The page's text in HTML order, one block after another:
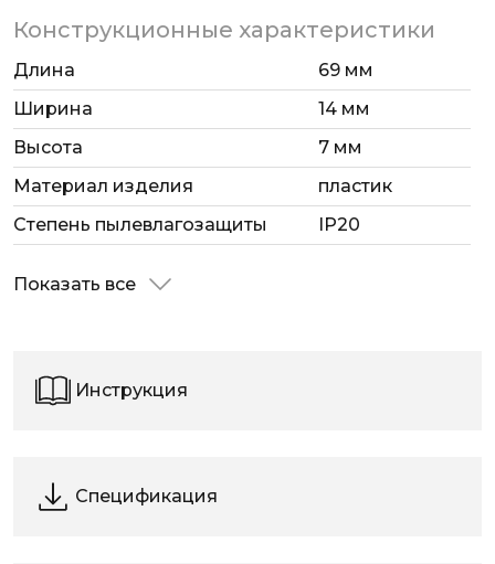
Конструкционные характеристики
Длина
69 мм
Ширина
14 мм
Высота
7 мм
Материал изделия
пластик
Степень пылевлагозащиты
IP20
Показать все
Инструкция
Спецификация